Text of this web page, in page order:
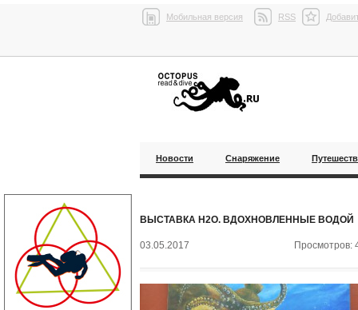
Мобильная версия RSS
Новости Снаряжение
ВЫСТАВКА H2O. ВДОХНОВЛЕННЫЕ ВОДОЙ
03.05.2017 Просмотров: